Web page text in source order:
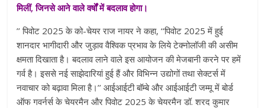
मिलीं, जिनसे आने वाले वर्षों में बदलाव होगा।
’’ पिवोट 2025 के को-चेयर राज नायर ने कहा, ‘‘पिवोट 2025 में हुई
शानदार भागीदारी और जुड़ाव वैश्विक प्रभाव के लिये टेक्‍नोलॉजी की असीम
क्षमता दिखाता है। बदलाव लाने वाले इस आयोजन की मेजबानी करने पर हमें
गर्व है। इससे नई साझेदारियां हुई हैं और विभिन्‍न उद्योगों तथा सेक्‍टर्स में
नवाचार को बढ़ावा मिला है।’’ आईआईटी बॉम्‍बे और आईआईटी जम्‍मू में बोर्ड
ऑफ गवर्नर्स के चेयरमैन और पिवोट 2025 के चेयरमैन डॉ. शरद कुमार